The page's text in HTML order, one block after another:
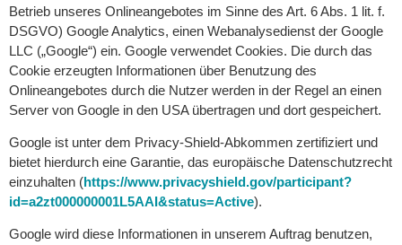
Betrieb unseres Onlineangebotes im Sinne des Art. 6 Abs. 1 lit. f.
DSGVO) Google Analytics, einen Webanalysedienst der Google
LLC („Google“) ein. Google verwendet Cookies. Die durch das
Cookie erzeugten Informationen über Benutzung des
Onlineangebotes durch die Nutzer werden in der Regel an einen
Server von Google in den USA übertragen und dort gespeichert.
Google ist unter dem Privacy-Shield-Abkommen zertifiziert und
bietet hierdurch eine Garantie, das europäische Datenschutzrecht
einzuhalten (https://www.privacyshield.gov/participant?
id=a2zt000000001L5AAI&status=Active).
Google wird diese Informationen in unserem Auftrag benutzen,